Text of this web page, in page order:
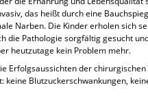
das heißt durch eine
Narben. Die Kinder erholen sich
die Pathologie sorgfältig gesucht
heutzutage kein Problem mehr.
Erfolgsaussichten der
keine Blutzuckerschwankungen,